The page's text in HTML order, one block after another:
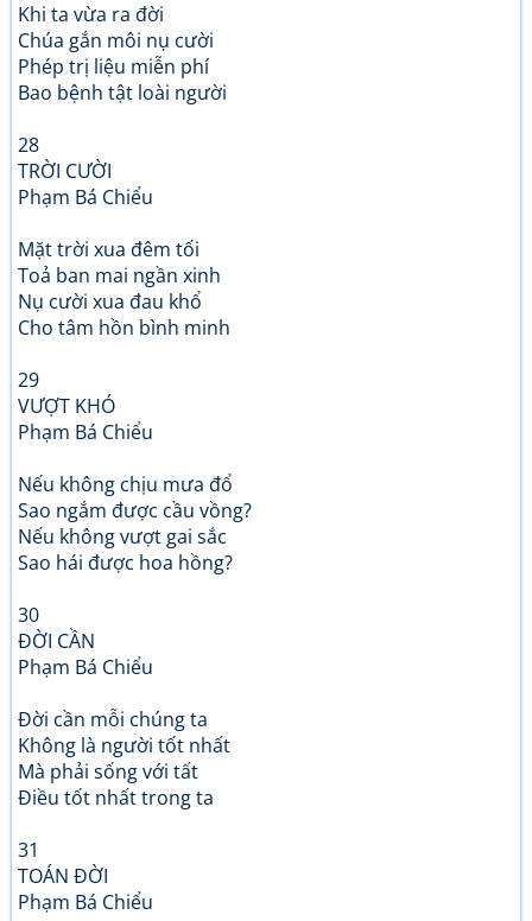
Khi ta vừa ra đời
Chúa gắn môi nụ cười
Phép trị liệu miễn phí
Bao bệnh tật loài người
28
TRỜI CƯỜI
Phạm Bá Chiểu
Mặt trời xua đêm tối
Toả ban mai ngần xinh
Nụ cười xua đau khổ
Cho tâm hồn bình minh
29
VƯỢT KHÓ
Phạm Bá Chiểu
Nếu không chịu mưa đổ
Sao ngắm được cầu vồng?
Nếu không vượt gai sắc
Sao hái được hoa hồng?
30
ĐỜI CẦN
Phạm Bá Chiểu
Đời cần mỗi chúng ta
Không là người tốt nhất
Mà phải sống với tất
Điều tốt nhất trong ta
31
TOÁN ĐỜI
Phạm Bá Chiểu